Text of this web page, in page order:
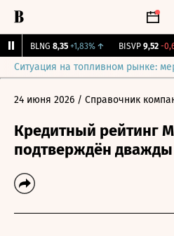
BLNG 8,35 +1,83%↑ BISVP 9,52 -
Ситуация на топливном рынке:
24 июня 2026 / Справочник
Кредитный рейтинг
подтверждён дважды